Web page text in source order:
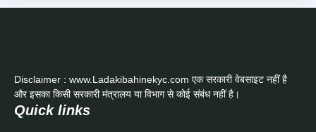
Disclaimer : www.Ladakibahinekyc.com एक सरकारी वेबसाइट नहीं है
और इसका किसी सरकारी मंत्रालय या विभाग से कोई संबंध नहीं है।
Quick links